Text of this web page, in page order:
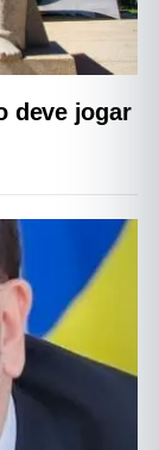
deve jogar